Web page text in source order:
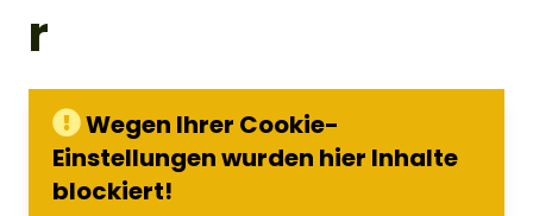
r
Wegen Ihrer Cookie-
Einstellungen wurden hier Inhalte
blockiert!